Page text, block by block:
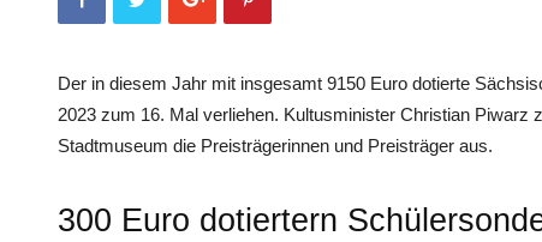
Der in diesem Jahr mit insgesamt 9150 Euro dotierte
2023 zum 16. Mal verliehen. Kultusminister Christian Piwarz
Stadtmuseum die Preisträgerinnen und Preisträger aus.
300 Euro dotiertern